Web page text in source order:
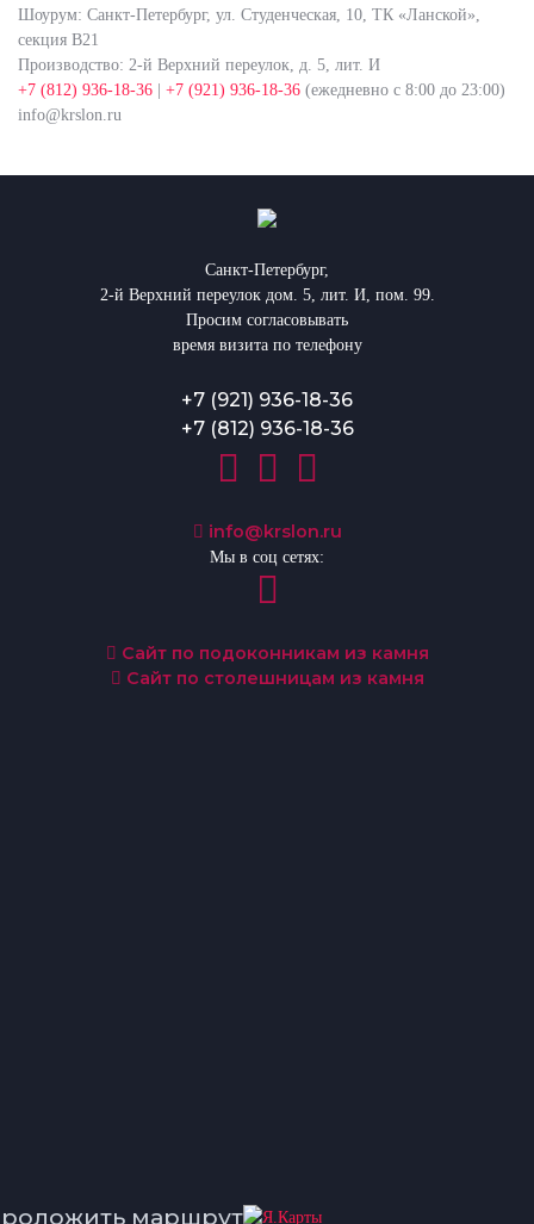
Шоурум: Санкт-Петербург, ул. Студенческая, 10, ТК «Ланской»,
секция В21
Производство: 2-й Верхний переулок, д. 5, лит. И
+7 (812) 936-18-36 | +7 (921) 936-18-36 (ежедневно с 8:00 до 23:00)
info@krslon.ru
Санкт-Петербург,
2-й Верхний переулок дом. 5, лит. И, пом. 99.
Просим согласовывать
время визита по телефону
+7 (921) 936-18-36
+7 (812) 936-18-36
info@krslon.ru
Мы в соц сетях:
Сайт по подоконникам из камня
Сайт по столешницам из камня
маршрут